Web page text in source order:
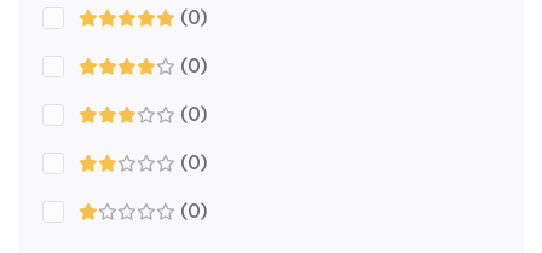
(0)
(0)
(0)
(0)
(0)